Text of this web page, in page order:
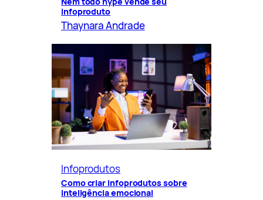
infoproduto
Thaynara Andrade
Infoprodutos
Como criar infoprodutos sobre
inteligência emocional